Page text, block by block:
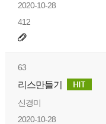
2020-10-28
412
63
리스만들기
신경미
2020-10-28